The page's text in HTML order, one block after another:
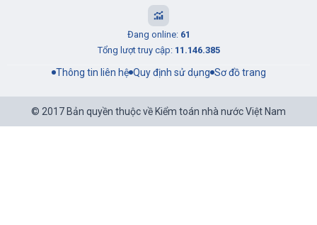
Đang online: 61
Tổng lượt truy cập: 11.146.385
Thông tin liên hệ Quy định sử dụng Sơ đồ trang
© 2017 Bản quyền thuộc về Kiểm toán nhà nước Việt Nam